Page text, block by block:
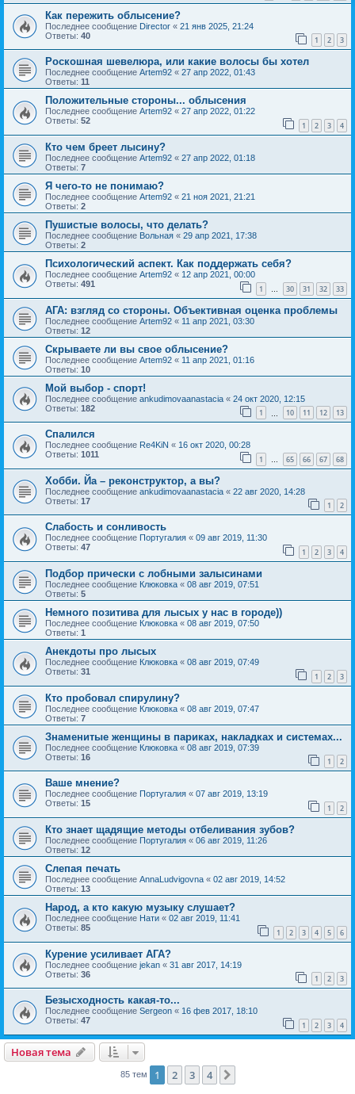
Как пережить облысение?
Последнее сообщение Director « 21 янв 2025, 21:24
Ответы: 40 1 2 3
Роскошная шевелюра, или какие волосы бы хотел
Последнее сообщение Artem92 « 27 апр 2022, 01:43
Ответы: 11
Положительные стороны... облысения
Последнее сообщение Artem92 « 27 апр 2022, 01:22
Ответы: 52 1 2 3 4
Кто чем бреет лысину?
Последнее сообщение Artem92 « 27 апр 2022, 01:18
Ответы: 7
Я чего-то не понимаю?
Последнее сообщение Artem92 « 21 ноя 2021, 21:21
Ответы: 2
Пушистые волосы, что делать?
Последнее сообщение Вольная « 29 апр 2021, 17:38
Ответы: 2
Психологический аспект. Как поддержать себя?
Последнее сообщение Artem92 « 12 апр 2021, 00:00
Ответы: 491 1 … 30 31 32 33
АГА: взгляд со стороны. Объективная оценка проблемы
Последнее сообщение Artem92 « 11 апр 2021, 03:30
Ответы: 12
Скрываете ли вы свое облысение?
Последнее сообщение Artem92 « 11 апр 2021, 01:16
Ответы: 10
Мой выбор - спорт!
Последнее сообщение ankudimovaanastacia « 24 окт 2020, 12:15
Ответы: 182 1 10 11 12 13
Спалился
Последнее сообщение Re4KiN « 16 окт 2020, 00:28
Ответы: 1011 1 … 65 66 67 68
Хобби. Йа – реконструктор, а вы?
Последнее сообщение ankudimovaanastacia « 22 авг 2020, 14:28
Ответы: 17 1 2
Слабость и сонливость
Последнее сообщение Португалия « 09 авг 2019, 11:30
Ответы: 47 1 2 3 4
Подбор прически с лобными залысинами
Последнее сообщение Клюковка « 08 авг 2019, 07:51
Ответы: 5
Немного позитива для лысых у нас в городе))
Последнее сообщение Клюковка « 08 авг 2019, 07:50
Ответы: 1
Анекдоты про лысых
Последнее сообщение Клюковка « 08 авг 2019, 07:49
Ответы: 31 1 2 3
Кто пробовал спирулину?
Последнее сообщение Клюковка « 08 авг 2019, 07:47
Ответы: 7
Знаменитые женщины в париках, накладках и системах...
Последнее сообщение Клюковка « 08 авг 2019, 07:39
Ответы: 16 1 2
Ваше мнение?
Последнее сообщение Португалия « 07 авг 2019, 13:19
Ответы: 15 1 2
Кто знает щадящие методы отбеливания зубов?
Последнее сообщение Португалия « 06 авг 2019, 11:26
Ответы: 12
Слепая печать
Последнее сообщение AnnaLudvigovna « 02 авг 2019, 14:52
Ответы: 13
Народ, а кто какую музыку слушает?
Последнее сообщение Нати « 02 авг 2019, 11:41
Ответы: 85 1 2 3 4 5 6
Курение усиливает АГА?
Последнее сообщение jekan « 31 авг 2017, 14:19
Ответы: 36 1 2 3
Безысходность какая-то...
Последнее сообщение Sergeon « 16 фев 2017, 18:10
Ответы: 47 1 2 3 4
Новая тема
85 тем 1 2 3 4